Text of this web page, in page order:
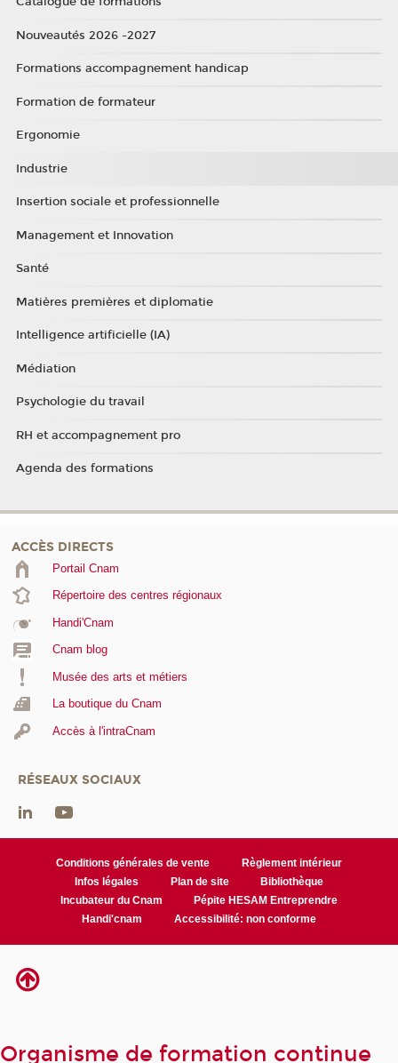
Nouveautés 2026 -2027
Formations accompagnement handicap
Formation de formateur
Ergonomie
Industrie
Insertion sociale et professionnelle
Management et Innovation
Santé
Matières premières et diplomatie
Intelligence artificielle (IA)
Médiation
Psychologie du travail
RH et accompagnement pro
Agenda des formations
ACCÈS DIRECTS
Portail Cnam
Répertoire des centres régionaux
Handi'Cnam
Cnam blog
Musée des arts et métiers
La boutique du Cnam
Accès à l'intraCnam
RÉSEAUX SOCIAUX
Conditions générales de vente
Règlement intérieur
Infos légales
Plan de site
Bibliothèque
Incubateur du Cnam
Pépite HESAM Entreprendre
Handi'cnam
Accessibilité: non conforme
Organisme de formation continue